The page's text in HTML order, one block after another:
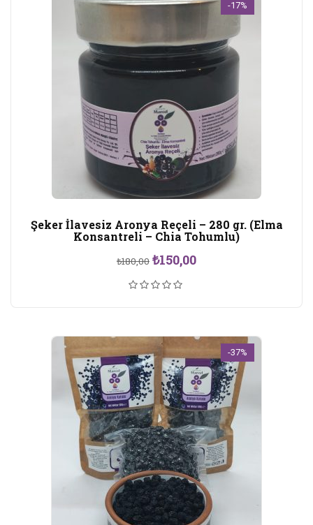
-17%
Şeker İlavesiz Aronya Reçeli – 280 gr. (Elma
Konsantreli – Chia Tohumlu)
₺180,00 Orijinal
fiyat:
₺180,00.
₺150,00Şu
-37%